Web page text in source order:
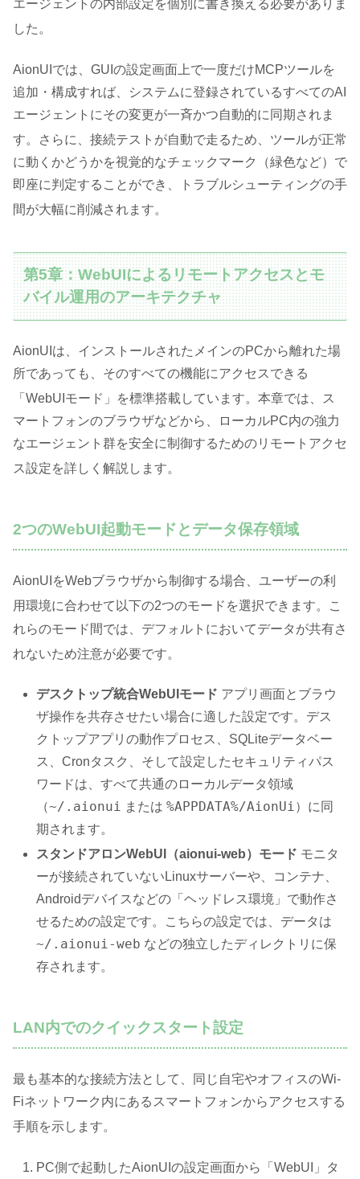
エージェントの内部設定を個別に書き換える必要がありま
した 。
AionUIでは、GUIの設定画面上で一度だけMCPツールを
追加・構成すれば、システムに登録されているすべてのAI
エージェントにその変更が一斉かつ自動的に同期されま
す。さらに、接続テストが自動で走るため、ツールが正常
に動くかどうかを視覚的なチェックマーク（緑色など）で
即座に判定することができ、トラブルシューティングの手
間が大幅に削減されます。
第5章：WebUIによるリモートアクセスとモ
バイル運用のアーキテクチャ
AionUIは、インストールされたメインのPCから離れた場
所であっても、そのすべての機能にアクセスできる
「WebUIモード」を標準搭載しています。本章では、ス
マートフォンのブラウザなどから、ローカルPC内の強力
なエージェント群を安全に制御するためのリモートアクセ
ス設定を詳しく解説します。
2つのWebUI起動モードとデータ保存領域
AionUIをWebブラウザから制御する場合、ユーザーの利
用環境に合わせて以下の2つのモードを選択できます。こ
れらのモード間では、デフォルトにおいてデータが共有さ
れないため注意が必要です。
デスクトップ統合WebUIモード アプリ画面とブラウ
ザ操作を共存させたい場合に適した設定です。デス
クトップアプリの動作プロセス、SQLiteデータベー
ス、Cronタスク、そして設定したセキュリティパス
ワードは、すべて共通のローカルデータ領域
（~/.aionui または%APPDATA%/AionUi）に同
期されます。
スタンドアロンWebUI（aionui-web）モード モニタ
ーが接続されていないLinuxサーバーや、コンテナ、
Androidデバイスなどの「ヘッドレス環境」で動作さ
せるための設定です。こちらの設定では、データは
~/.aionui-web などの独立したディレクトリに保
存されます。
LAN内でのクイックスタート設定
最も基本的な接続方法として、同じ自宅やオフィスのWi-
Fiネットワーク内にあるスマートフォンからアクセスする
手順を示します。
PC側で起動したAionUIの設定画面から「WebUI」タ